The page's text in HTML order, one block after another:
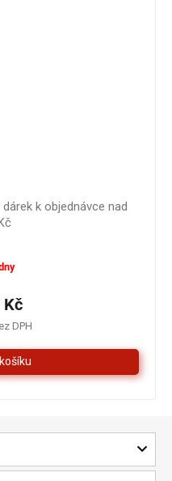
dárek k objednávce nad
DPH
Kč